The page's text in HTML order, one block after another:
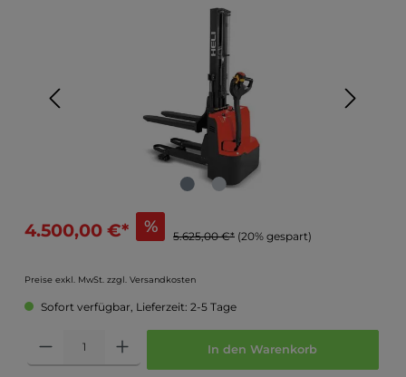
4.500,00 €* % 5.625,00 €* (20% gespart)
Preise exkl. MwSt. zzgl. Versandkosten
Sofort verfügbar, Lieferzeit: 2-5 Tage
In den Warenkorb